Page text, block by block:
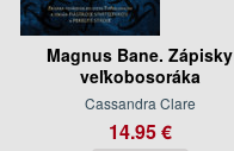
Magnus Bane. Zápisky
veľkobosoráka
Cassandra Clare
14.95 €